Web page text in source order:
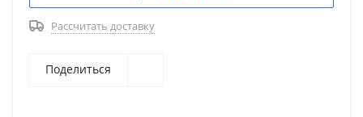
Рассчитать доставку
Поделиться